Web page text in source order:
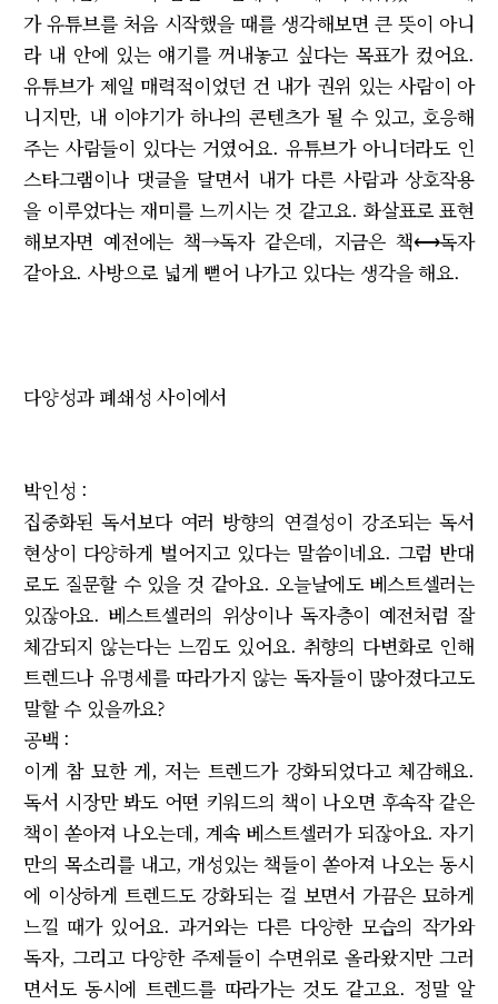
가 유튜브를 처음 시작했을 때를 생각해보면 큰 뜻이 아니
라 내 안에 있는 얘기를 꺼내놓고 싶다는 목표가 컸어요.
유튜브가 제일 매력적이었던 건 내가 권위 있는 사람이 아
니지만, 내 이야기가 하나의 콘텐츠가 될 수 있고, 호응해
주는 사람들이 있다는 거였어요. 유튜브가 아니더라도 인
스타그램이나 댓글을 달면서 내가 다른 사람과 상호작용
을 이루었다는 재미를 느끼시는 것 같고요. 화살표로 표현
해보자면 예전에는 책→독자 같은데, 지금은 책⟷독자
같아요. 사방으로 넓게 뻗어 나가고 있다는 생각을 해요.
다양성과 폐쇄성 사이에서
박인성 :
집중화된 독서보다 여러 방향의 연결성이 강조되는 독서
현상이 다양하게 벌어지고 있다는 말씀이네요. 그럼 반대
로도 질문할 수 있을 것 같아요. 오늘날에도 베스트셀러는
있잖아요. 베스트셀러의 위상이나 독자층이 예전처럼 잘
체감되지 않는다는 느낌도 있어요. 취향의 다변화로 인해
트렌드나 유명세를 따라가지 않는 독자들이 많아졌다고도
말할 수 있을까요?
공백 :
이게 참 묘한 게, 저는 트렌드가 강화되었다고 체감해요.
독서 시장만 봐도 어떤 키워드의 책이 나오면 후속작 같은
책이 쏟아져 나오는데, 계속 베스트셀러가 되잖아요. 자기
만의 목소리를 내고, 개성있는 책들이 쏟아져 나오는 동시
에 이상하게 트렌드도 강화되는 걸 보면서 가끔은 묘하게
느낄 때가 있어요. 과거와는 다른 다양한 모습의 작가와
독자, 그리고 다양한 주제들이 수면위로 올라왔지만 그러
면서도 동시에 트렌드를 따라가는 것도 같고요. 정말 알